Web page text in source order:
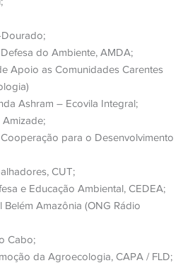
do Ambiente, AMDA;
Apoio as Comunidades Carentes
Ashram – Ecovila Integral;
para o Desenvolvimento
CUT;
e Educação Ambiental, CEDEA;
Belém Amazônia (ONG Rádio
Cabo;
da Agroecologia, CAPA / FLD;